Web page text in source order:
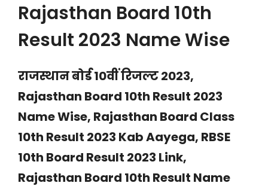
Rajasthan Board 10th
Result 2023 Name Wise
राजस्थान बोर्ड 10वीं रिजल्ट 2023,
Rajasthan Board 10th Result 2023
Name Wise, Rajasthan Board Class
10th Result 2023 Kab Aayega, RBSE
10th Board Result 2023 Link,
Rajasthan Board 10th Result Name